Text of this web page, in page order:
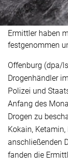
Ermittler haben
festgenommen
Offenburg (dpa/
Drogenhändler
Polizei und
Anfang des
Drogen zu
Kokain,
anschließenden
fanden die